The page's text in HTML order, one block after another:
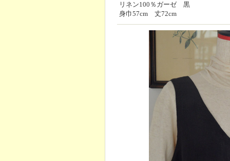
リネン100％ガーゼ 黒
身巾57cm 丈72cm